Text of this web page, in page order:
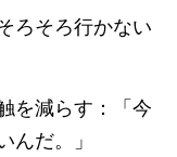
ろそろ行かない
を減らす：「今
んだ。」